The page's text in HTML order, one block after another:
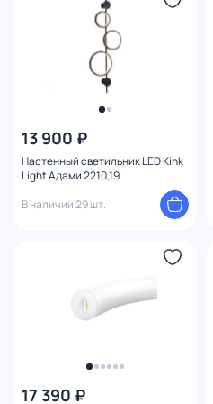
13 900 ₽
Настенный светильник LED Kink
Light Адами 2210,19
В наличии 29 шт.
17 390 ₽